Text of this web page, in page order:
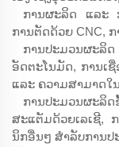
ການຜະລິດ ແລະ
ການຕັດດ້ວຍ CNC, ກ
ການປະມວນຜະລິ
ອັດຕະໂນມັດ, ການເຊື່
ແລະ ຄວາມສາມາດໃ
ການປະມວນຜະ
ສະແຕັມດ້ວຍເລເຊີ,
ນິກອື່ນໆ ສຳລັບການ